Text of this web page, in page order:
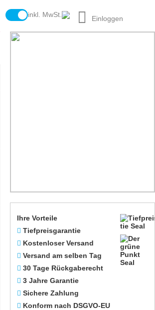
inkl. MwSt. Einloggen
Ihre Vorteile
Tiefpreisgarantie
Kostenloser Versand
Versand am selben Tag
30 Tage Rückgaberecht
3 Jahre Garantie
Sichere Zahlung
Konform nach DSGVO-EU